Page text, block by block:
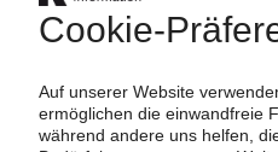
Automobilzulieferer